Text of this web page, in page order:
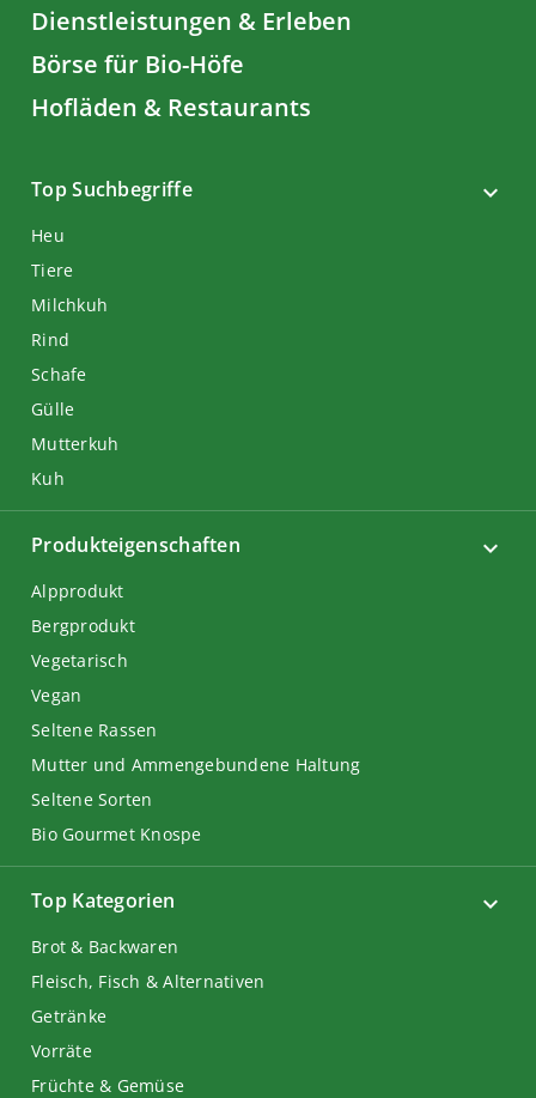
Dienstleistungen & Erleben
Börse für Bio-Höfe
Hofläden & Restaurants
Top Suchbegriffe
Heu
Tiere
Milchkuh
Rind
Schafe
Gülle
Mutterkuh
Kuh
Top Kategorien
Brot & Backwaren
Fleisch, Fisch & Alternativen
Getränke
Vorräte
Früchte & Gemüse
Produkteigenschaften
Alpprodukt
Bergprodukt
Vegetarisch
Vegan
Seltene Rassen
Mutter und Ammengebundene Haltung
Seltene Sorten
Bio Gourmet Knospe